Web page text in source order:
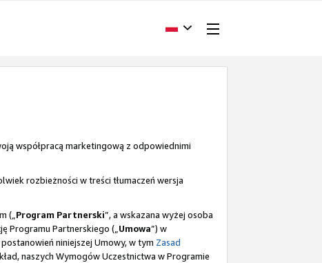
współpracą marketingową z odpowiednimi
rozbieżności w treści tłumaczeń wersja
(„Program Partnerski”, a wskazana wyżej osoba
Programu Partnerskiego („Umowa”) w
niniejszej Umowy, w tym Zasad
naszych Wymogów Uczestnictwa w Programie